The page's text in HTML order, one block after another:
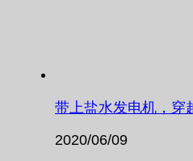
带上盐水发电机，穿
2020/06/09